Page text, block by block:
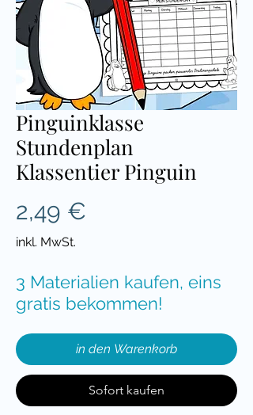
Pinguinklasse
Stundenplan
Klassentier Pinguin
2,49 €
inkl. MwSt.
3 Materialien kaufen, eins
gratis bekommen!
in den Warenkorb
Sofort kaufen